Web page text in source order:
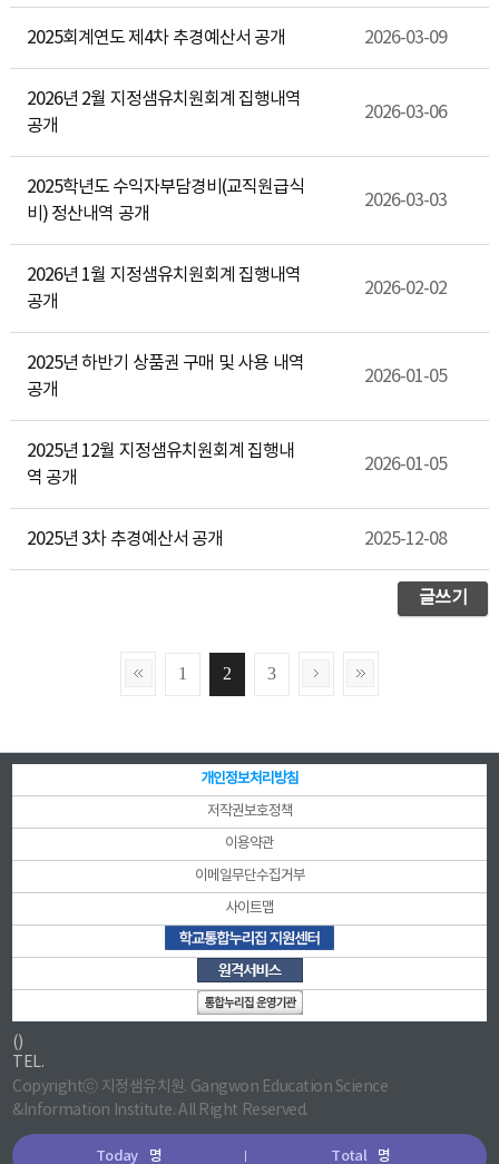
2025회계연도 제4차 추경예산서 공개 2026-03-09
2026년 2월 지정샘유치원회계 집행내역
공개
2026-03-06
2025학년도 수익자부담경비(교직원급식
비) 정산내역 공개
2026-03-03
2026년 1월 지정샘유치원회계 집행내역
공개
2026-02-02
2025년 하반기 상품권 구매 및 사용 내역
공개
2026-01-05
2025년 12월 지정샘유치원회계 집행내
역 공개
2026-01-05
2025년 3차 추경예산서 공개 2025-12-08
글쓰기
1 2 3
개인정보처리방침
저작권보호정책
이용약관
이메일무단수집거부
사이트맵
()
TEL.
Copyrightⓒ 지정샘유치원. Gangwon Education Science
&Information Institute. All Right Reserved.
Today 명 Total 명